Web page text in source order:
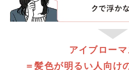
アイブロー
＝髪色が明るい人向け